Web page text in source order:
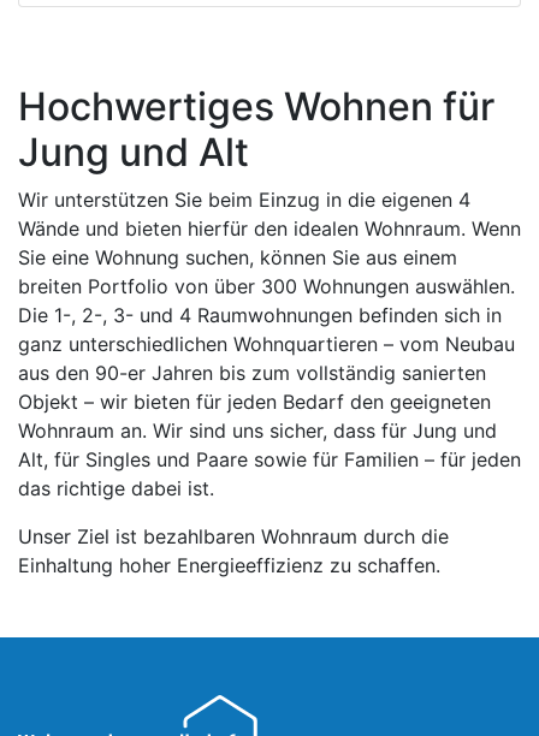
Hochwertiges Wohnen für
Jung und Alt
Wir unterstützen Sie beim Einzug in die eigenen 4
Wände und bieten hierfür den idealen Wohnraum. Wenn
Sie eine Wohnung suchen, können Sie aus einem
breiten Portfolio von über 300 Wohnungen auswählen.
Die 1-, 2-, 3- und 4 Raumwohnungen befinden sich in
ganz unterschiedlichen Wohnquartieren – vom Neubau
aus den 90-er Jahren bis zum vollständig sanierten
Objekt – wir bieten für jeden Bedarf den geeigneten
Wohnraum an. Wir sind uns sicher, dass für Jung und
Alt, für Singles und Paare sowie für Familien – für jeden
das richtige dabei ist.
Unser Ziel ist bezahlbaren Wohnraum durch die
Einhaltung hoher Energieeffizienz zu schaffen.